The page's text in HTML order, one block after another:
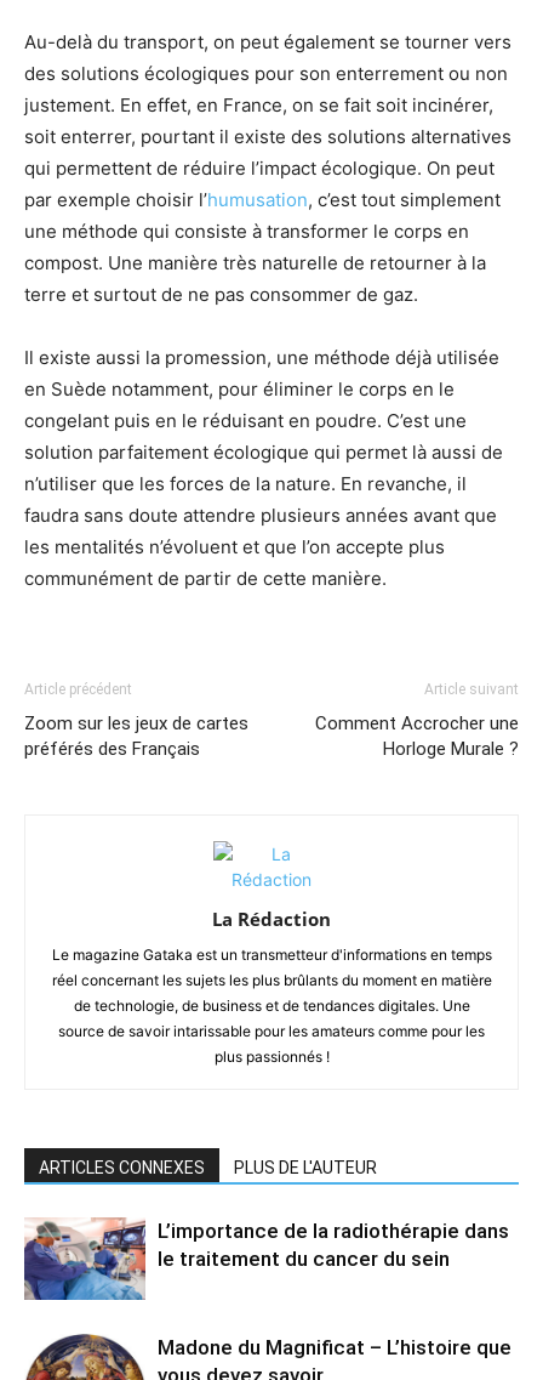
Au-delà du transport, on peut également se tourner vers
des solutions écologiques pour son enterrement ou non
justement. En effet, en France, on se fait soit incinérer,
soit enterrer, pourtant il existe des solutions alternatives
qui permettent de réduire l’impact écologique. On peut
par exemple choisir l’humusation, c’est tout simplement
une méthode qui consiste à transformer le corps en
compost. Une manière très naturelle de retourner à la
terre et surtout de ne pas consommer de gaz.
Il existe aussi la promession, une méthode déjà utilisée
en Suède notamment, pour éliminer le corps en le
congelant puis en le réduisant en poudre. C’est une
solution parfaitement écologique qui permet là aussi de
n’utiliser que les forces de la nature. En revanche, il
faudra sans doute attendre plusieurs années avant que
les mentalités n’évoluent et que l’on accepte plus
communément de partir de cette manière.
Article précédent
Zoom sur les jeux de cartes
préférés des Français
Article suivant
Comment Accrocher une
Horloge Murale ?
La Rédaction
Le magazine Gataka est un transmetteur d'informations en temps
réel concernant les sujets les plus brûlants du moment en matière
de technologie, de business et de tendances digitales. Une
source de savoir intarissable pour les amateurs comme pour les
plus passionnés !
ARTICLES CONNEXES PLUS DE L'AUTEUR
L’importance de la radiothérapie dans
le traitement du cancer du sein
Madone du Magnificat – L’histoire que
vous devez savoir